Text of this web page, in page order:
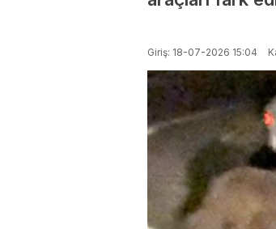
Giriş: 18-07-2026 15:04